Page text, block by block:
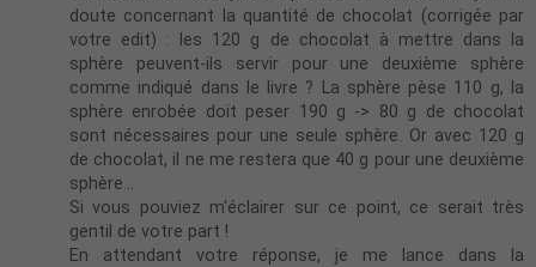
doute concernant la quantité de chocolat (corrigée par
votre edit) : les 120 g de chocolat à mettre dans la
sphère peuvent-ils servir pour une deuxième sphère
comme indiqué dans le livre ? La sphère pèse 110 g, la
sphère enrobée doit peser 190 g -> 80 g de chocolat
sont nécessaires pour une seule sphère. Or avec 120 g
de chocolat, il ne me restera que 40 g pour une deuxième
sphère...
Si vous pouviez m'éclairer sur ce point, ce serait très
gentil de votre part !
En attendant votre réponse, je me lance dans la